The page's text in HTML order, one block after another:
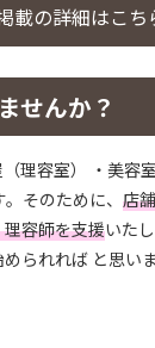
載の詳細はこち
せんか？
理容室） ・美容
そのために、 店
容師を支援いたし
られれば と思い